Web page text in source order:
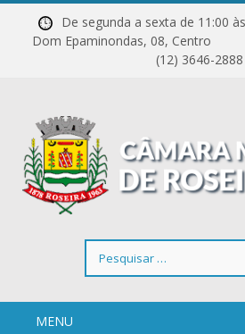
De segunda a sexta de
Dom Epaminondas, 08, Centro
(12) 3646-2888
por:
MENU